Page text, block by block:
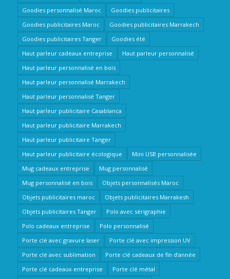
Goodies personnalisé Maroc
Goodies publicitaires
Goodies publicitaires Maroc
Goodies publicitaires Marrakech
Goodies publicitaires Tanger
Goodies été
Haut parleur cadeaux entreprise
Haut parleur personnalisé
Haut parleur personnalisé en bois
Haut parleur personnalisé Marrakech
Haut parleur personnalisé Tanger
Haut parleur publicitaire Casablanca
Haut parleur publicitaire Marrakech
Haut parleur publicitaire Tanger
Haut parleur publicitaire écologique
Mini USB personnalisée
Mug cadeaux entreprise
Mug personnalisé
Mug personnalisé en bois
Objets personnalisés Maroc
Objets publicitaires maroc
Objets publicitaires Marrakesh
Objets publicitaires Tanger
Polo avec sérigraphie
Polo cadeaux entreprise
Polo personnalisé
Porte clé avec gravure laser
Porte clé avec impression UV
Porte clé avec sublimation
Porte clé cadeaux de fin d’année
Porte clé cadeaux entreprise
Porte clé métal